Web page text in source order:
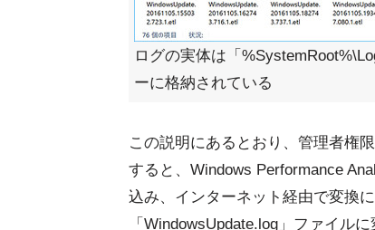
ログの実体は「
ーに格納されている
この説明にあるとおり、管理者権
すると、Windows Performance
込み、インターネット経由で変換
「WindowsUpdate.log」ファイル